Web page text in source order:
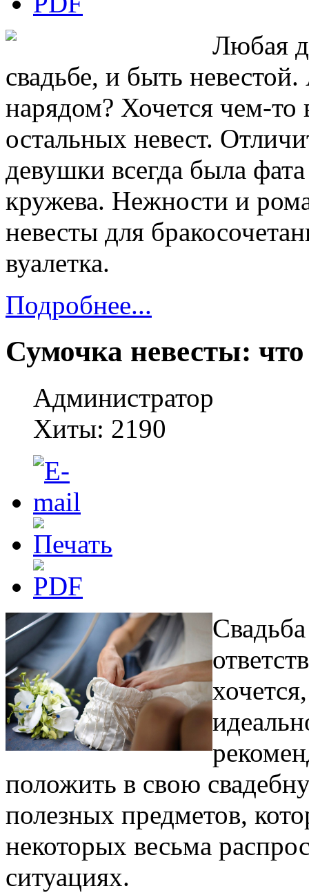
Любая
свадьбе, и быть
нарядом? Хочется чем-то
остальных невест.
девушки всегда была
кружева. Нежности и
невесты для
вуалетка.
Подробнее...
Сумочка невесты:
Администратор
Хиты: 2190
положить в свою
полезных предметов,
некоторых весьма
ситуациях.